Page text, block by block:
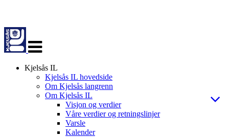
navigasjon
Kjelsås IL
Kjelsås IL hovedside
Om Kjelsås langrenn
Om Kjelsås IL
Visjon og verdier
Våre verdier og retningslinjer
Varsle
Kalender